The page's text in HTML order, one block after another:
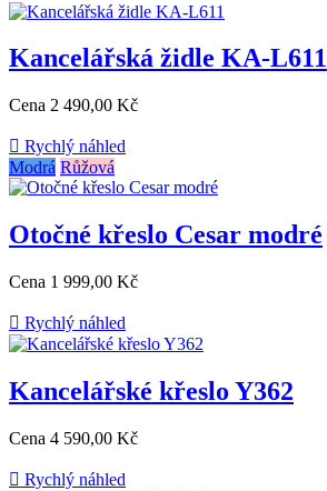
Kancelářská židle KA-L611
Cena 2 490,00 Kč
 Rychlý náhled
Modrá Růžová
Otočné křeslo Cesar modré
Cena 1 999,00 Kč
 Rychlý náhled
Kancelářské křeslo Y362
Cena 4 590,00 Kč
 Rychlý náhled